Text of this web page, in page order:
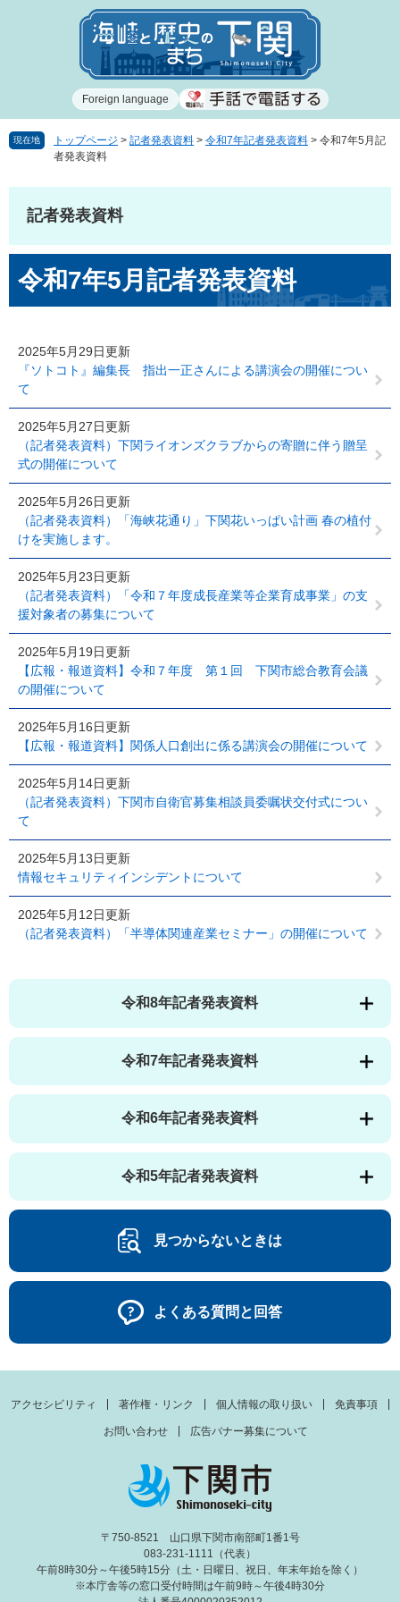
で
ば
Foreign language
現在地 トップページ > 記者発表資料 > 令和7年記者発表資料 > 令和7年5月記
者発表資料
記者発表資料
文令和7年5月記者発表資料
2025年5月29日更新
『ソトコト』編集長 指出一正さんによる講演会の開催につい
て
2025年5月27日更新
（記者発表資料）下関ライオンズクラブからの寄贈に伴う贈呈
式の開催について
2025年5月26日更新
（記者発表資料）「海峡花通り」下関花いっぱい計画 春の植付
けを実施します。
2025年5月23日更新
（記者発表資料）「令和７年度成長産業等企業育成事業」の支
援対象者の募集について
2025年5月19日更新
【広報・報道資料】令和７年度 第１回 下関市総合教育会議
の開催について
2025年5月16日更新
【広報・報道資料】関係人口創出に係る講演会の開催について
2025年5月14日更新
（記者発表資料）下関市自衛官募集相談員委嘱状交付式につい
て
2025年5月13日更新
情報セキュリティインシデントについて
2025年5月12日更新
（記者発表資料）「半導体関連産業セミナー」の開催について
令和8年記者発表資料
令和7年記者発表資料
令和6年記者発表資料
令和5年記者発表資料
見つからないときは
よくある質問と回答
アクセシビリティ 著作権・リンク 個人情報の取り扱い 免責事項
お問い合わせ 広告バナー募集について
〒750-8521 山口県下関市南部町1番1号
083-231-1111（代表）
午前8時30分～午後5時15分（土・日曜日、祝日、年末年始を除く）
※本庁舎等の窓口受付時間は午前9時～午後4時30分